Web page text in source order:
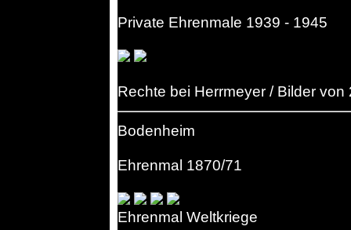
Private Ehrenmale 1939 - 1945
Rechte bei Herrmeyer / Bilder von
Bodenheim
Ehrenmal 1870/71
Ehrenmal Weltkriege